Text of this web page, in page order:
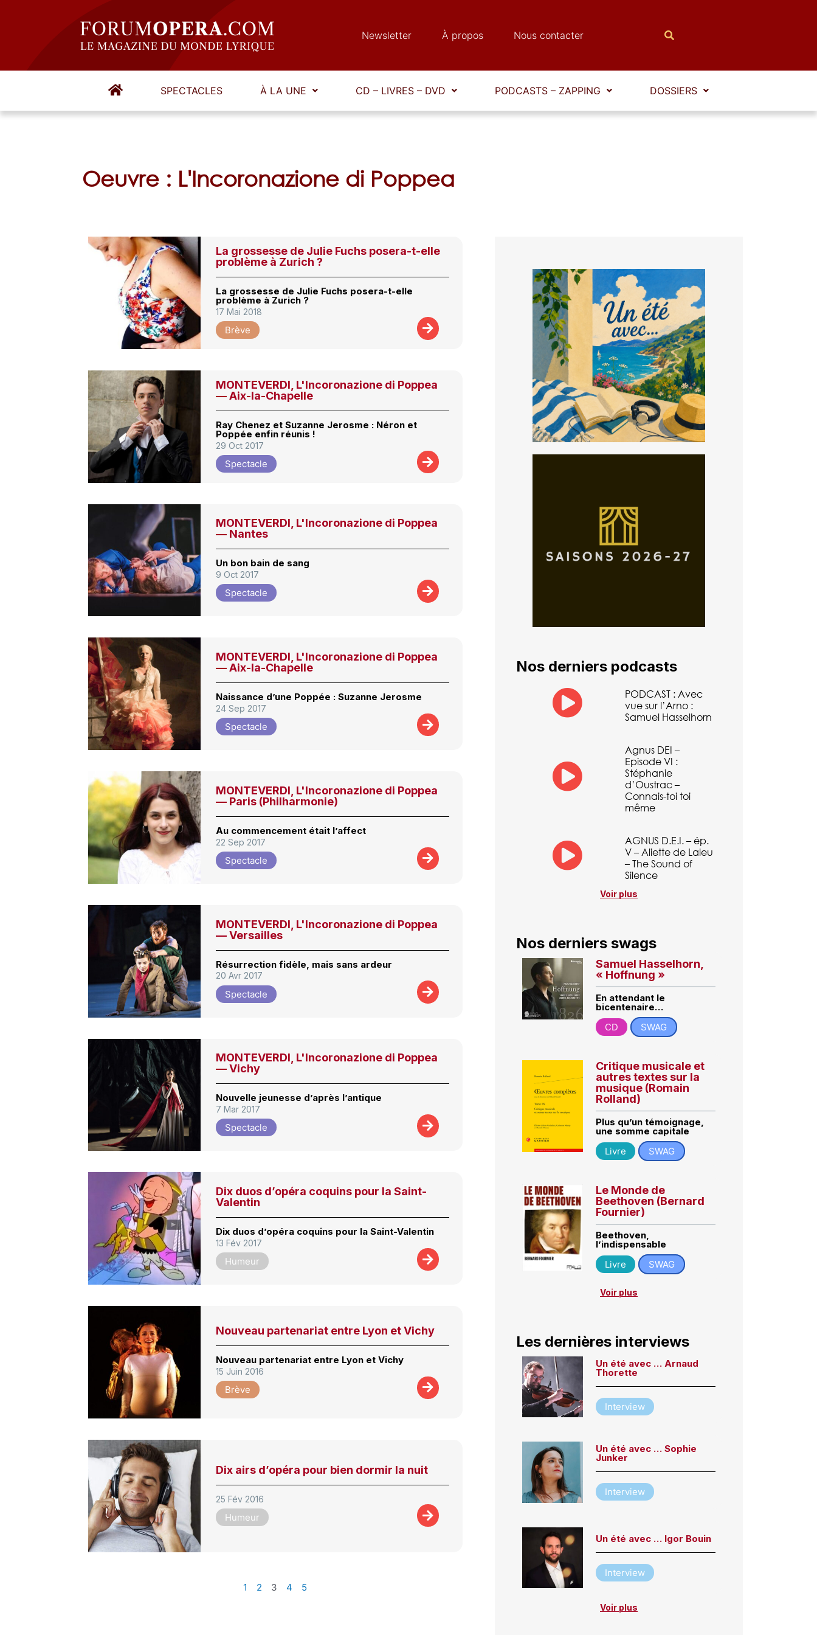
Newsletter À propos Nous contacter
SPECTACLES À LA UNE CD – LIVRES – DVD PODCASTS – ZAPPING DOSSIERS
Oeuvre : L'Incoronazione di Poppea
La grossesse de Julie Fuchs posera-t-elle
problème à Zurich ?
La grossesse de Julie Fuchs posera-t-elle
problème à Zurich ?
17 Mai 2018
Brève
MONTEVERDI, L'Incoronazione di Poppea
— Aix-la-Chapelle
Ray Chenez et Suzanne Jerosme : Néron et
Poppée enfin réunis !
29 Oct 2017
Spectacle
MONTEVERDI, L'Incoronazione di Poppea
— Nantes
Un bon bain de sang
9 Oct 2017
Spectacle
MONTEVERDI, L'Incoronazione di Poppea
— Aix-la-Chapelle
Naissance d’une Poppée : Suzanne Jerosme
24 Sep 2017
Spectacle
MONTEVERDI, L'Incoronazione di Poppea
— Paris (Philharmonie)
Au commencement était l’affect
22 Sep 2017
Spectacle
MONTEVERDI, L'Incoronazione di Poppea
— Versailles
Résurrection fidèle, mais sans ardeur
20 Avr 2017
Spectacle
MONTEVERDI, L'Incoronazione di Poppea
— Vichy
Nouvelle jeunesse d’après l’antique
7 Mar 2017
Spectacle
Dix duos d’opéra coquins pour la Saint-
Valentin
Dix duos d’opéra coquins pour la Saint-Valentin
13 Fév 2017
Humeur
Nouveau partenariat entre Lyon et Vichy
Nouveau partenariat entre Lyon et Vichy
15 Juin 2016
Brève
Dix airs d’opéra pour bien dormir la nuit
25 Fév 2016
Humeur
1 2 3 4 5
Nos derniers podcasts
PODCAST : Avec
vue sur l’Arno :
Samuel Hasselhorn
Agnus DEI –
Episode VI :
Stéphanie
d’Oustrac –
Connais-toi toi
même
AGNUS D.E.I. – ép.
V – Aliette de Laleu
– The Sound of
Silence
Voir plus
Nos derniers swags
Samuel Hasselhorn,
« Hoffnung »
En attendant le
bicentenaire…
CD
SWAG
Critique musicale et
autres textes sur la
musique (Romain
Rolland)
Plus qu’un témoignage,
une somme capitale
Livre
SWAG
Le Monde de
Beethoven (Bernard
Fournier)
Beethoven,
l’indispensable
Livre
SWAG
Voir plus
Les dernières interviews
Un été avec … Arnaud
Thorette
Interview
Un été avec … Sophie
Junker
Interview
Un été avec … Igor Bouin
Interview
Voir plus